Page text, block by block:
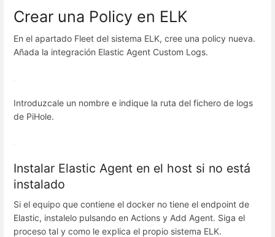
Crear una Policy en ELK
En el apartado Fleet del sistema ELK, cree una policy nueva.
Añada la integración Elastic Agent Custom Logs.
Introduzcale un nombre e indique la ruta del fichero de logs
de PiHole.
Instalar Elastic Agent en el host si no está
instalado
Si el equipo que contiene el docker no tiene el endpoint de
Elastic, instalelo pulsando en Actions y Add Agent. Siga el
proceso tal y como le explica el propio sistema ELK.